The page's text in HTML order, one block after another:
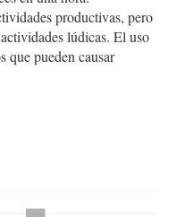
productivas, pero
lúdicas. El uso
que pueden causar